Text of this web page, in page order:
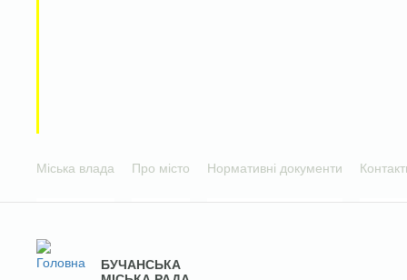
Міська влада Про місто Нормативні документи
БУЧАНСЬКА